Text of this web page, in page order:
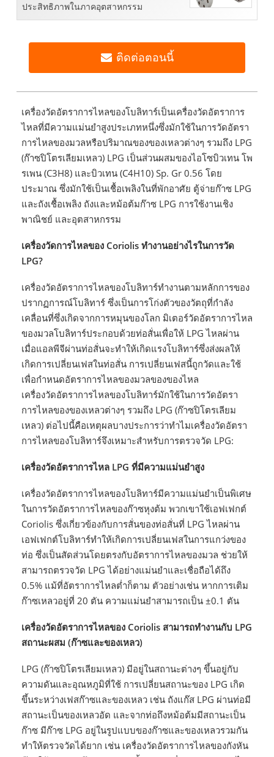
ประสิทธิภาพในภาคอุตสาหกรรม
ติดต่อตอนนี้
เครื่องวัดอัตราการไหลของโบลิทาร์เป็นเครื่องวัดอัตราการ
ไหลที่มีความแม่นยำสูงประเภทหนึ่งซึ่งมักใช้ในการวัดอัตรา
การไหลของมวลหรือปริมาณของของเหลวต่างๆ รวมถึง LPG
(ก๊าซปิโตรเลียมเหลว) LPG เป็นส่วนผสมของไอโซบิวเทน โพ
รเพน (C3H8) และบิวเทน (C4H10) Sp. Gr 0.56 โดย
ประมาณ ซึ่งมักใช้เป็นเชื้อเพลิงในที่พักอาศัย ตู้จ่ายก๊าซ LPG
และถังเชื้อเพลิง ถังและหม้อต้มก๊าซ LPG การใช้งานเชิง
พาณิชย์ และอุตสาหกรรม
เครื่องวัดการไหลของ Coriolis ทำงานอย่างไรในการวัด
LPG?
เครื่องวัดอัตราการไหลของโบลิทาร์ทำงานตามหลักการของ
ปรากฏการณ์โบลิทาร์ ซึ่งเป็นการโก่งตัวของวัตถุที่กำลัง
เคลื่อนที่ซึ่งเกิดจากการหมุนของโลก มิเตอร์วัดอัตราการไหล
ของมวลโบลิทาร์ประกอบด้วยท่อสั่นเพื่อให้ LPG ไหลผ่าน
เมื่อแอลพีจีผ่านท่อสั่นจะทำให้เกิดแรงโบลิทาร์ซึ่งส่งผลให้
เกิดการเปลี่ยนเฟสในท่อสั่น การเปลี่ยนเฟสนี้ถูกวัดและใช้
เพื่อกำหนดอัตราการไหลของมวลของของไหล
เครื่องวัดอัตราการไหลของโบลิทาร์มักใช้ในการวัดอัตรา
การไหลของของเหลวต่างๆ รวมถึง LPG (ก๊าซปิโตรเลียม
เหลว) ต่อไปนี้คือเหตุผลบางประการว่าทำไมเครื่องวัดอัตรา
การไหลของโบลิทาร์จึงเหมาะสำหรับการตรวจวัด LPG:
เครื่องวัดอัตราการไหล LPG ที่มีความแม่นยำสูง
เครื่องวัดอัตราการไหลของโบลิทาร์มีความแม่นยำเป็นพิเศษ
ในการวัดอัตราการไหลของก๊าซหุงต้ม พวกเขาใช้เอฟเฟกต์
Coriolis ซึ่งเกี่ยวข้องกับการสั่นของท่อสั่นที่ LPG ไหลผ่าน
เอฟเฟกต์โบลิทาร์ทำให้เกิดการเปลี่ยนเฟสในการแกว่งของ
ท่อ ซึ่งเป็นสัดส่วนโดยตรงกับอัตราการไหลของมวล ช่วยให้
สามารถตรวจวัด LPG ได้อย่างแม่นยำและเชื่อถือได้ถึง
0.5% แม้ที่อัตราการไหลต่ำก็ตาม ตัวอย่างเช่น หากการเติม
ก๊าซเหลวอยู่ที่ 20 ตัน ความแม่นยำสามารถเป็น ±0.1 ตัน
เครื่องวัดอัตราการไหลของ Coriolis สามารถทำงานกับ LPG
สถานะผสม (ก๊าซและของเหลว)
LPG (ก๊าซปิโตรเลียมเหลว) มีอยู่ในสถานะต่างๆ ขึ้นอยู่กับ
ความดันและอุณหภูมิที่ใช้ การเปลี่ยนสถานะของ LPG เกิด
ขึ้นระหว่างเฟสก๊าซและของเหลว เช่น ถังแก๊ส LPG ผ่านท่อมี
สถานะเป็นของเหลวอัด และจากท่อถึงหม้อต้มมีสถานะเป็น
ก๊าซ มีก๊าซ LPG อยู่ในรูปแบบของก๊าซและของเหลวรวมกัน
ทำให้ตรวจวัดได้ยาก เช่น เครื่องวัดอัตราการไหลของกังหัน